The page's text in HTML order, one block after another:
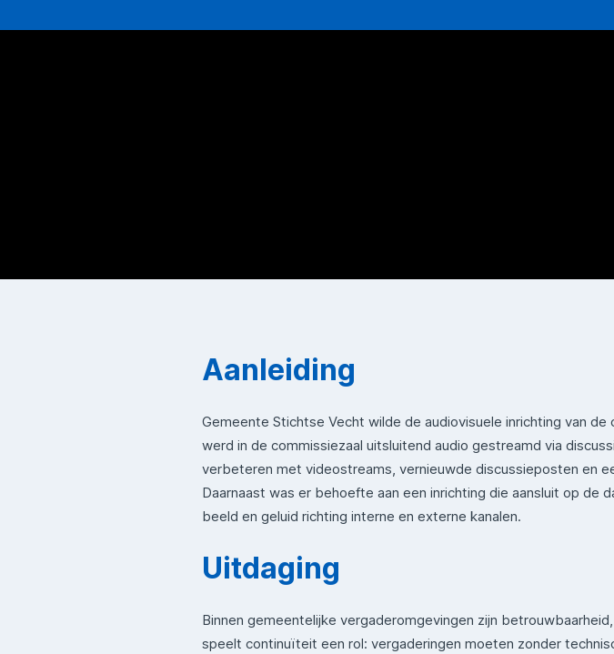
Aanleiding
Gemeente Stichtse Vecht wilde de audiovisuele inrichting van
werd in de commissiezaal uitsluitend audio gestreamd via
verbeteren met videostreams, vernieuwde discussieposten en
Daarnaast was er behoefte aan een inrichting die aansluit op
beeld en geluid richting interne en externe kanalen.
Uitdaging
Binnen gemeentelijke vergaderomgevingen zijn
speelt continuïteit een rol: vergaderingen moeten zonder